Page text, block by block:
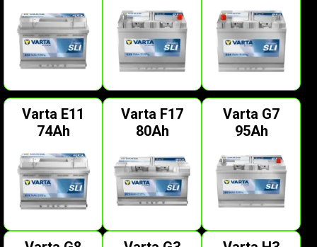
Varta E11
74Ah
Varta F17
80Ah
Varta G7
95Ah